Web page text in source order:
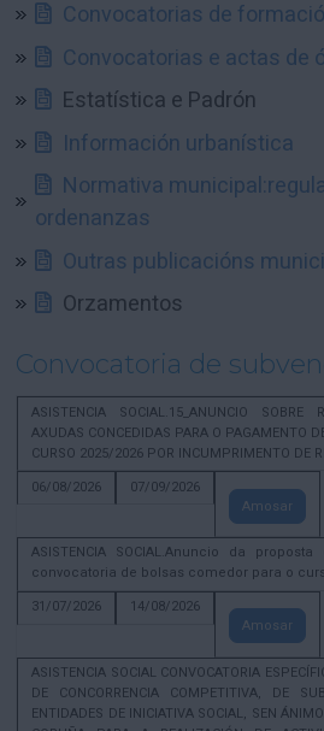
Convocatorias de
Convocatorias e actas de
Estatística e Padrón
Información urbanística
Normativa
ordenanzas
Outras publicacións
Orzamentos
Convocatoria de
ASISTENCIA SOCIAL.15_ANUNCIO SOBRE
AXUDAS CONCEDIDAS PARA O PAGAMENTO
CURSO 2025/2026 POR INCUMPRIMENTO DE
06/08/2026
07/09/2026
Amosar
ASISTENCIA SOCIAL.Anuncio da
convocatoria de bolsas comedor para o
31/07/2026
14/08/2026
Amosar
ASISTENCIA SOCIAL CONVOCATORIA
DE CONCORRENCIA COMPETITIVA, DE
ENTIDADES DE INICIATIVA SOCIAL, SEN